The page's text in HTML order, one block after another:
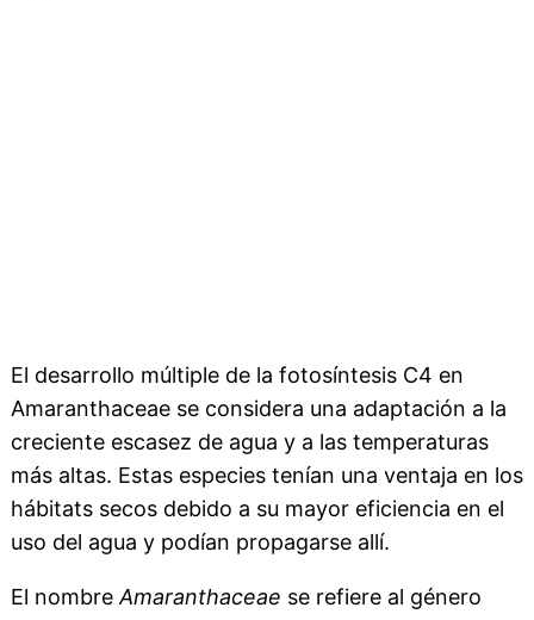
El desarrollo múltiple de la fotosíntesis C4 en
Amaranthaceae se considera una adaptación a la
creciente escasez de agua y a las temperaturas
más altas. Estas especies tenían una ventaja en los
hábitats secos debido a su mayor eficiencia en el
uso del agua y podían propagarse allí.
El nombre Amaranthaceae se refiere al género